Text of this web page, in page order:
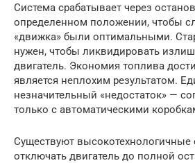
Система срабатывает через
определенном положении, чтобы
«движка» были оптимальными.
нужен, чтобы ликвидировать
двигатель. Экономия топлива
является неплохим результатом.
незначительный «недостаток» —
только с автоматическими
Существуют
отключать двигатель до полной